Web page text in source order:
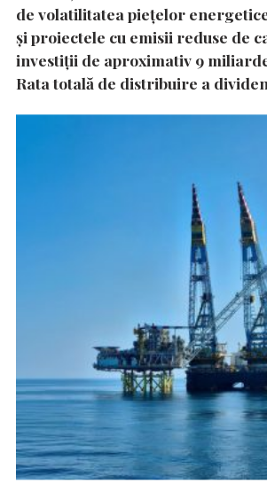
de volatilitatea piețelor
și proiectele cu emisii reduse de
investiții de aproximativ 9
Rata totală de distribuire a